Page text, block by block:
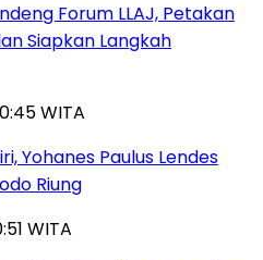
Forum LLAJ, Petakan
Siapkan Langkah
WITA
Yohanes Paulus Lendes
Riung
WITA